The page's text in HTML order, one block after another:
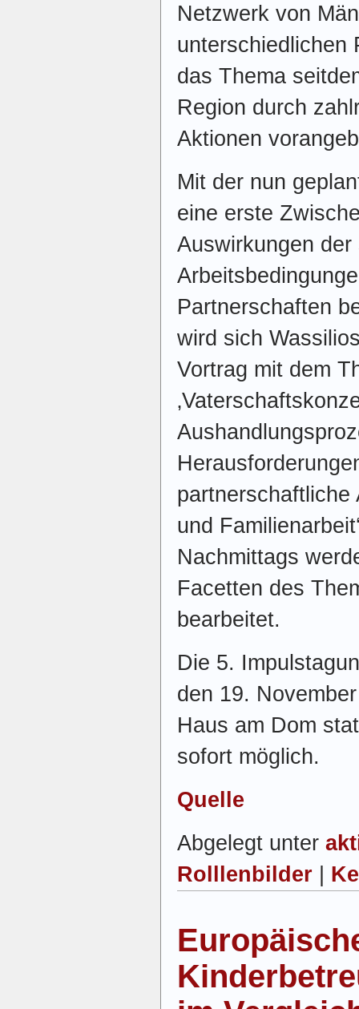
Netzwerk von
unterschiedlichen
das Thema
Region durch
Aktionen
Mit der nun
eine erste
Auswirkungen
Partnerschaften
wird sich
Vortrag mit dem
partnerschaftliche
und
Nachmittags
Facetten des
bearbeitet.
Die 5.
den 19.
Haus am Dom
sofort möglich.
Quelle
Abgelegt unter
Rolllenbilder